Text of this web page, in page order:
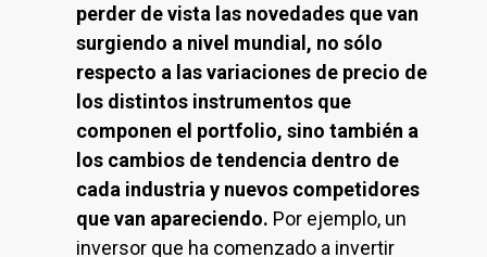
perder de vista las novedades que van
surgiendo a nivel mundial, no sólo
respecto a las variaciones de precio de
los distintos instrumentos que
componen el portfolio, sino también a
los cambios de tendencia dentro de
cada industria y nuevos competidores
que van apareciendo. Por ejemplo, un
inversor que ha comenzado a invertir